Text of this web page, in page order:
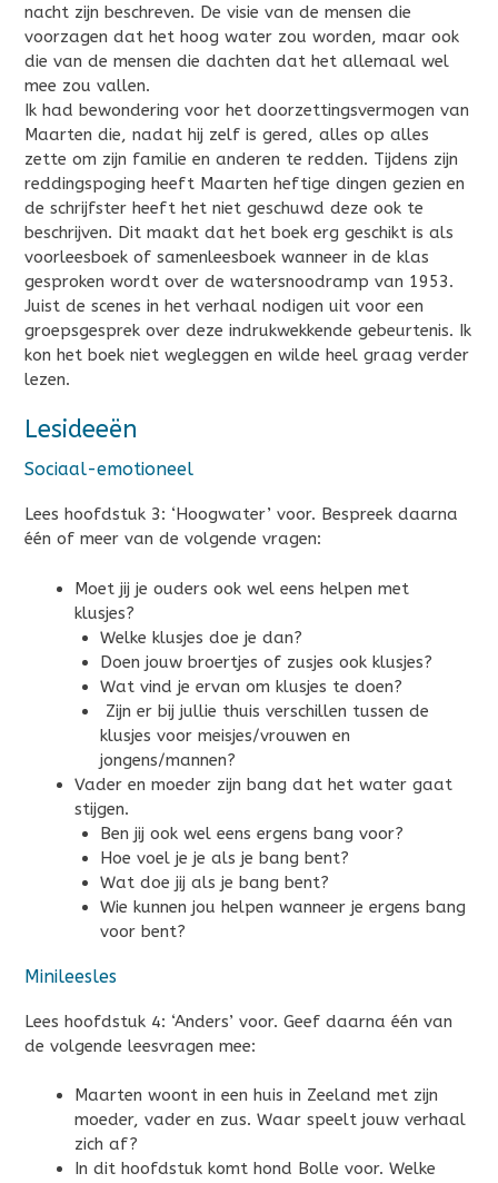
nacht zijn beschreven. De visie van de mensen die
voorzagen dat het hoog water zou worden, maar ook
die van de mensen die dachten dat het allemaal wel
mee zou vallen.
Ik had bewondering voor het doorzettingsvermogen van
Maarten die, nadat hij zelf is gered, alles op alles
zette om zijn familie en anderen te redden. Tijdens zijn
reddingspoging heeft Maarten heftige dingen gezien en
de schrijfster heeft het niet geschuwd deze ook te
beschrijven. Dit maakt dat het boek erg geschikt is als
voorleesboek of samenleesboek wanneer in de klas
gesproken wordt over de watersnoodramp van 1953.
Juist de scenes in het verhaal nodigen uit voor een
groepsgesprek over deze indrukwekkende gebeurtenis. Ik
kon het boek niet wegleggen en wilde heel graag verder
lezen.
Lesideeën
Sociaal-emotioneel
Lees hoofdstuk 3: ‘Hoogwater’ voor. Bespreek daarna
één of meer van de volgende vragen:
Moet jij je ouders ook wel eens helpen met
klusjes?
Welke klusjes doe je dan?
Doen jouw broertjes of zusjes ook klusjes?
Wat vind je ervan om klusjes te doen?
Zijn er bij jullie thuis verschillen tussen de
klusjes voor meisjes/vrouwen en
jongens/mannen?
Vader en moeder zijn bang dat het water gaat
stijgen.
Ben jij ook wel eens ergens bang voor?
Hoe voel je je als je bang bent?
Wat doe jij als je bang bent?
Wie kunnen jou helpen wanneer je ergens bang
voor bent?
Minileesles
Lees hoofdstuk 4: ‘Anders’ voor. Geef daarna één van
de volgende leesvragen mee:
Maarten woont in een huis in Zeeland met zijn
moeder, vader en zus. Waar speelt jouw verhaal
zich af?
In dit hoofdstuk komt hond Bolle voor. Welke